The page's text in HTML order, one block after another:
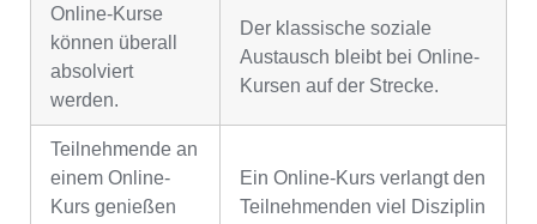
Online-Kurse
können überall
absolviert
werden.
Der klassische soziale
Austausch bleibt bei Online-
Kursen auf der Strecke.
Teilnehmende an
einem Online-
Kurs genießen
Ein Online-Kurs verlangt den
Teilnehmenden viel Disziplin